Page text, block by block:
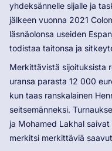
yhdeksännelle sijalle ja
jälkeen vuonna 2021
läsnäolonsa useiden
todistaa taitonsa ja
Merkittävistä sijoituksista
uransa parasta 12 000
kun taas ranskalainen
seitsemänneksi.
ja Mohamed Lakhal
merkitsi merkittäviä